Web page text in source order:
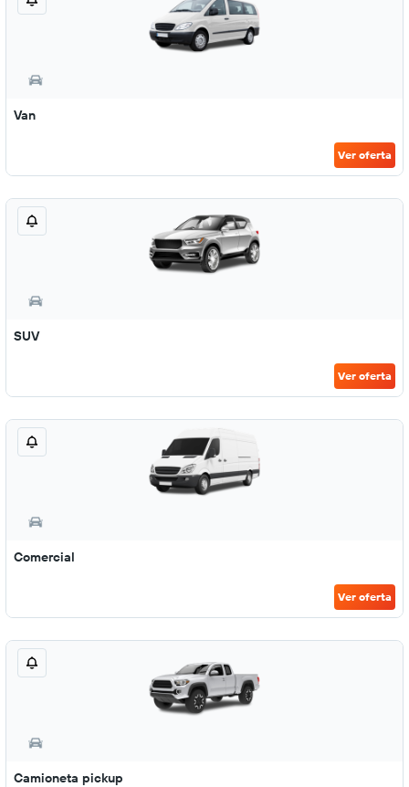
Van
Ver oferta
SUV
Ver oferta
Comercial
Ver oferta
Camioneta pickup